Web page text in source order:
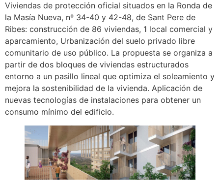
Viviendas de protección oficial situados en la Ronda de
la Masía Nueva, nº 34-40 y 42-48, de Sant Pere de
Ribes: construcción de 86 viviendas, 1 local comercial y
aparcamiento, Urbanización del suelo privado libre
comunitario de uso público. La propuesta se organiza a
partir de dos bloques de viviendas estructurados
entorno a un pasillo lineal que optimiza el soleamiento y
mejora la sostenibilidad de la vivienda. Aplicación de
nuevas tecnologías de instalaciones para obtener un
consumo mínimo del edificio.